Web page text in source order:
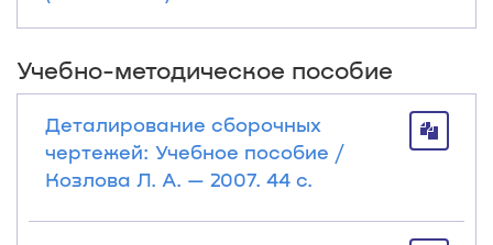
Учебно-методическое пособие
Деталирование сборочных
чертежей: Учебное пособие /
Козлова Л. А. — 2007. 44 с.